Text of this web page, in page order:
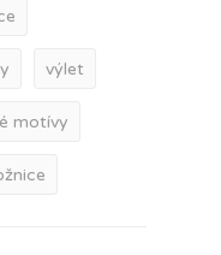
výlet
motívy